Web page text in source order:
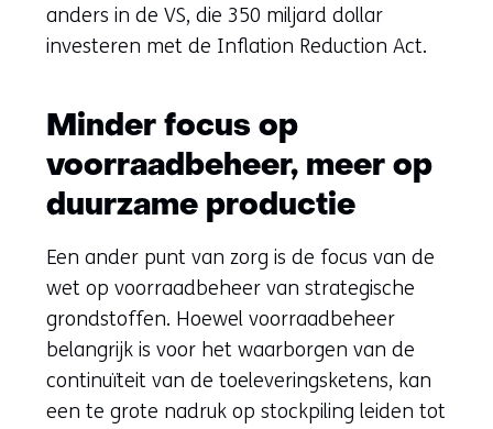
anders in de VS, die 350 miljard dollar
investeren met de Inflation Reduction Act.
Minder focus op
voorraadbeheer, meer op
duurzame productie
Een ander punt van zorg is de focus van de
wet op voorraadbeheer van strategische
grondstoffen. Hoewel voorraadbeheer
belangrijk is voor het waarborgen van de
continuïteit van de toeleveringsketens, kan
een te grote nadruk op stockpiling leiden tot